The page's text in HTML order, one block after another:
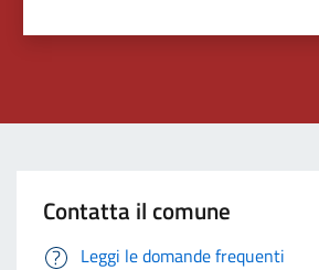
Contatta il comune
Leggi le domande frequenti